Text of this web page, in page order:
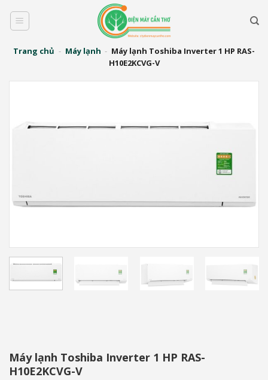
qua
dungTrang chủ - Máy lạnh - Máy lạnh Toshiba Inverter 1 HP RAS-
H10E2KCVG-V
Máy lạnh Toshiba Inverter 1 HP RAS-
H10E2KCVG-V